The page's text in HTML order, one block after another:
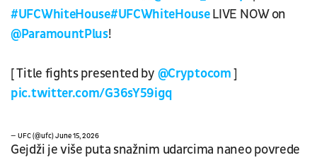
#UFCWhiteHouse#UFCWhiteHouseLIVE NOW on
@ParamountPlus!
[ Title fights presented by @Cryptocom]
pic.twitter.com/G36sY59igq
— UFC (@ufc)June 15, 2026
Gejdži je više puta snažnim udarcima naneo povrede